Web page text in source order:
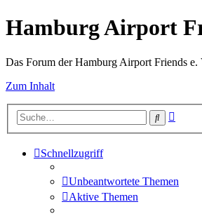
Hamburg Airport
Das Forum der Hamburg Airport Friends e.
Zum Inhalt
Suche
Schnellzugriff
Unbeantwortete Themen
Aktive Themen